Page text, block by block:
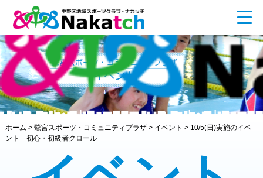
ホーム > 鷺宮スポーツ・コミュニティプラザ> イベント > 10/5(日)実施のイベ
ント 初心・初級者クロール